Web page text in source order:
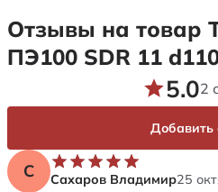
Отзывы на товар
ПЭ100 SDR 11
С Сахаров Владимир25
5.02
Добавить